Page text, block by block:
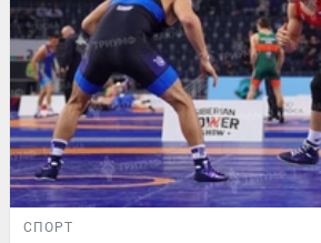
СПОРТ